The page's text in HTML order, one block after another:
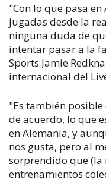
"Con lo que pasa
jugadas desde la
ninguna duda de
intentar pasar a la
Sports Jamie
internacional del
"Es también
de acuerdo, lo que
en Alemania, y
nos gusta, pero al
sorprendido que (la
entrenamientos